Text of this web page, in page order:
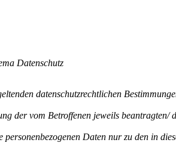
Datenschutz
datenschutzrechtlichen
der vom Betroffenen jeweils beantragten/
Daten nur zu den in